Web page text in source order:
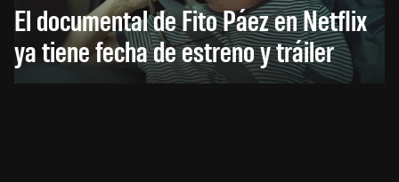
El documental de Fito Páez en Netflix
ya tiene fecha de estreno y tráiler